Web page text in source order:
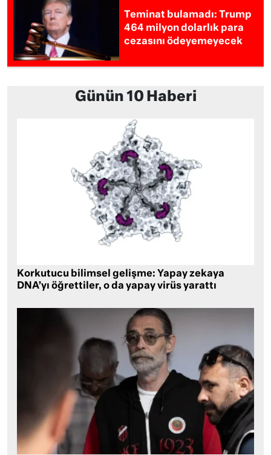
Teminat bulamadı: Trump
464 milyon dolarlık para
cezasını ödeyemeyecek
Günün 10 Haberi
Korkutucu bilimsel gelişme: Yapay zekaya
DNA’yı öğrettiler, o da yapay virüs yarattı